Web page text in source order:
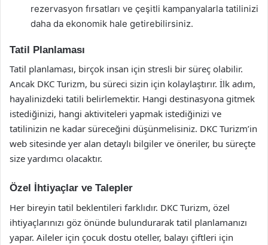
rezervasyon fırsatları ve çeşitli kampanyalarla tatilinizi
daha da ekonomik hale getirebilirsiniz.
Tatil Planlaması
Tatil planlaması, birçok insan için stresli bir süreç olabilir.
Ancak DKC Turizm, bu süreci sizin için kolaylaştırır. İlk adım,
hayalinizdeki tatili belirlemektir. Hangi destinasyona gitmek
istediğinizi, hangi aktiviteleri yapmak istediğinizi ve
tatilinizin ne kadar süreceğini düşünmelisiniz. DKC Turizm’in
web sitesinde yer alan detaylı bilgiler ve öneriler, bu süreçte
size yardımcı olacaktır.
Özel İhtiyaçlar ve Talepler
Her bireyin tatil beklentileri farklıdır. DKC Turizm, özel
ihtiyaçlarınızı göz önünde bulundurarak tatil planlamanızı
yapar. Aileler için çocuk dostu oteller, balayı çiftleri için